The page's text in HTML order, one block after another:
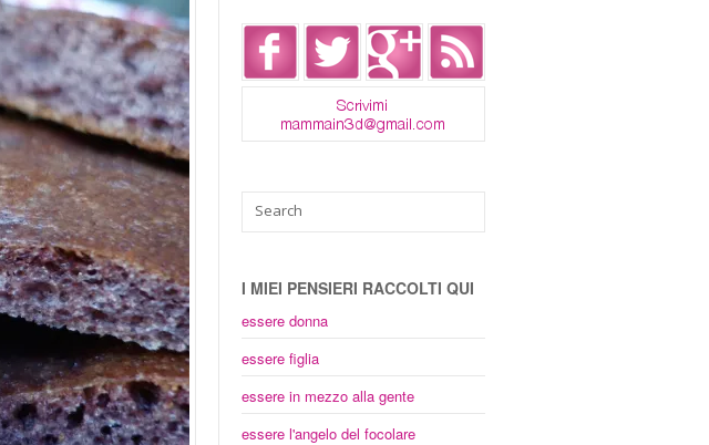
I MIEI PENSIERI RACCOLTI QUI
essere donna
essere figlia
essere in mezzo alla gente
essere l'angelo del focolare